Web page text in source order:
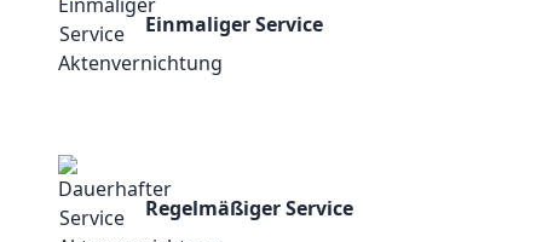
Einmaliger Service
Regelmäßiger Service